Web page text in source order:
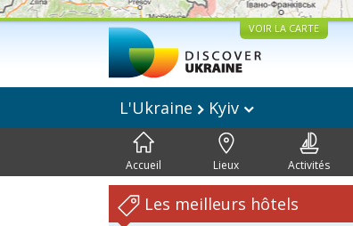
VOIR LA CARTE
L'Ukraine Kyiv
Accueil Lieux Activités
Les meilleurs hôtels